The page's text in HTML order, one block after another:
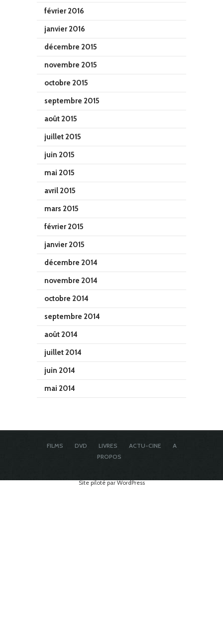
février 2016
janvier 2016
décembre 2015
novembre 2015
octobre 2015
septembre 2015
août 2015
juillet 2015
juin 2015
mai 2015
avril 2015
mars 2015
février 2015
janvier 2015
décembre 2014
novembre 2014
octobre 2014
septembre 2014
août 2014
juillet 2014
juin 2014
mai 2014
FILMS DVD LIVRES ACTU-CINE
A
PROPOS
Site piloté par WordPress